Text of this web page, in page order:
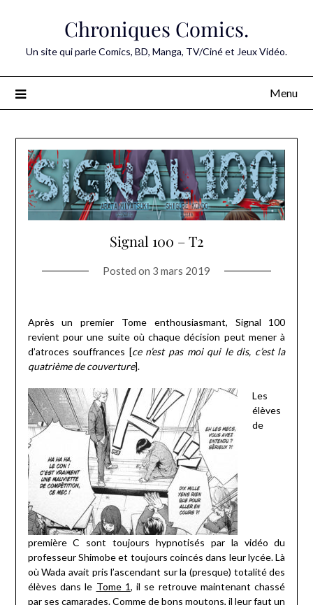
Chroniques Comics.
Un site qui parle Comics, BD, Manga, TV/Ciné et Jeux Vidéo.
Menu
Signal 100 – T2
Posted on 3 mars 2019
Après un premier Tome enthousiasmant, Signal 100
revient pour une suite où chaque décision peut mener à
d’atroces souffrances [ce n’est pas moi qui le dis, c’est la
quatrième de couverture].
Les
élèves
de
première C sont toujours hypnotisés par la vidéo du
professeur Shimobe et toujours coincés dans leur lycée. Là
où Wada avait pris l’ascendant sur la (presque) totalité des
élèves dans le Tome 1, il se retrouve maintenant chassé
par ses camarades. Comme de bons moutons, il leur faut un